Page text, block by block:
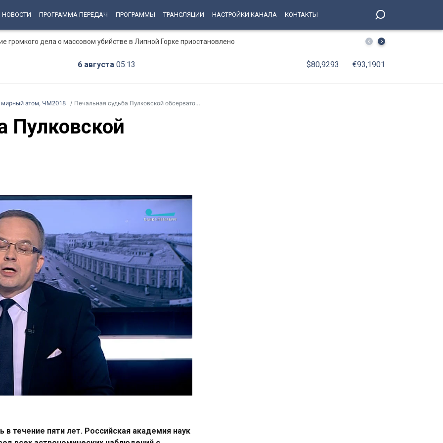
НОВОСТИ ПРОГРАММА ПЕРЕДАЧ ПРОГРАММЫ ТРАНСЛЯЦИИ НАСТРОЙКИ КАНАЛА КОНТАКТЫ
громкого дела о массовом убийстве в Липной Горке приостановлено В Петербурге принят Единый стандарт обслуживания
6 августа 05:13 $80,9293 €93,1901
мирный атом, ЧМ2018 Печальная судьба Пулковской обсерватории
Пулковской
течение пяти лет. Российская академия наук